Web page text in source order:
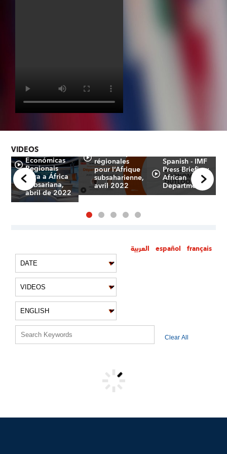
VIDEOSde imprensa:
Perspetivas
Económicas
Regionais
para a África
Subsariana,
abril de 2022
Point de
économiques
régionales
pour l’Afrique
subsaharienne,
avril 2022
Spanish - IMF
Press Briefing:
African
Department
العربية español français
VIDEO FILTERS
Clear All